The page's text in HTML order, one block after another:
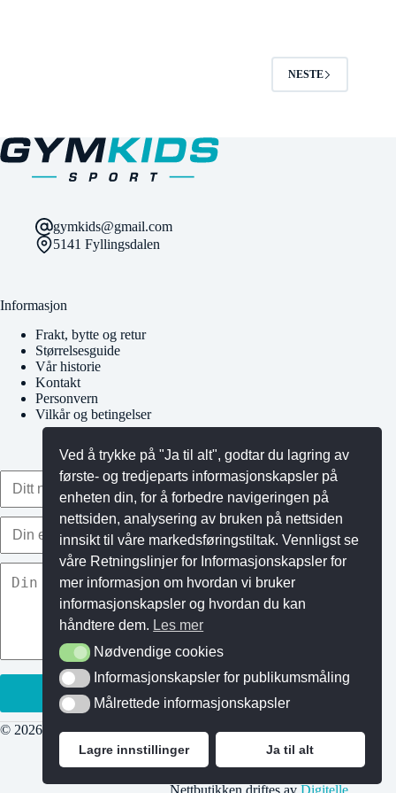
kan
velges
NESTE
gymkids@gmail.com
5141 Fyllingsdalen
Informasjon
Frakt, bytte og retur
Størrelsesguide
Vår historie
Kontakt
Personvern
Vilkår og betingelser
© 2026 Gymkids AS - Org.nr.: 921 986 157
Nettbutikken driftes avDigitelle
Ved å trykke på "Ja til alt", godtar du lagring av
første- og tredjeparts informasjonskapsler på
enheten din, for å forbedre navigeringen på
nettsiden, analysering av bruken på nettsiden
innsikt til våre markedsføringstiltak. Vennligst se
våre Retningslinjer for Informasjonskapsler for
mer informasjon om hvordan vi bruker
informasjonskapsler og hvordan du kan
håndtere dem. Les mer
Nødvendige cookies
Nødvendige cookies
Informasjonskapsler for publikumsmåling
Informasjonskapsler for publikumsmåling
Målrettede informasjonskapsler
Målrettede informasjonskapsler
Lagre innstillinger Ja til alt